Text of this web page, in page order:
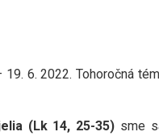
6. 2022. Tohoročná
(Lk 14, 25-35) sme